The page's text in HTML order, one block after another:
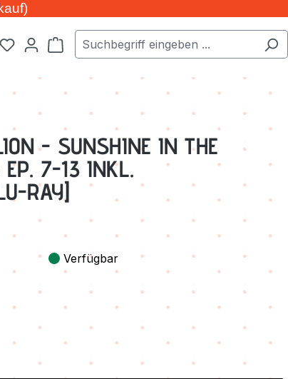
Warenkorb enthält 0 Positionen. Der
- SUNSHINE IN THE
EP. 7-13 INKL.
RAY]
Verfügbar